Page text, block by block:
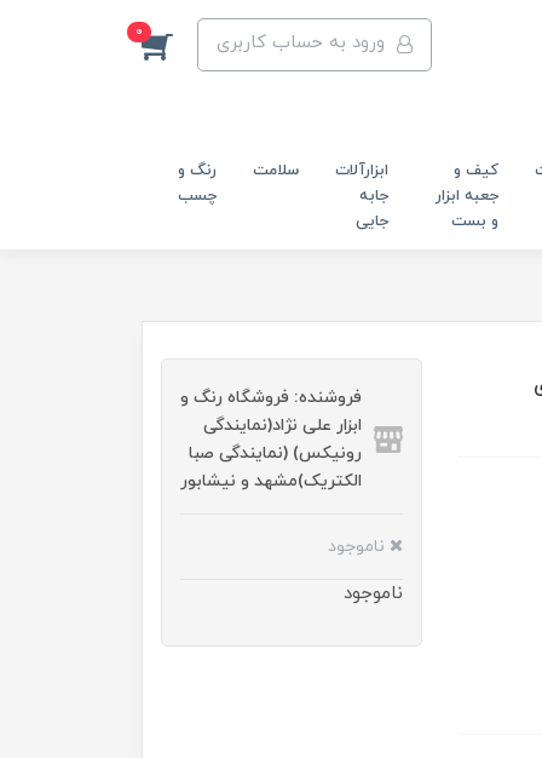
ورود به حساب کاربری 0
کیف و
جعبه ابزار
و بست
ابزارآلات
جابه
جایی
سلامت
رنگ و
چسب
فروشنده: فروشگاه رنگ و
ابزار علی نژاد(نمایندگی
رونیکس) (نمایندگی صبا
الکتریک)مشهد و نیشابور
ناموجود
ناموجود